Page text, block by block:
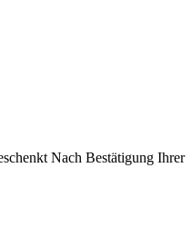
Nach Bestätigung Ihrer